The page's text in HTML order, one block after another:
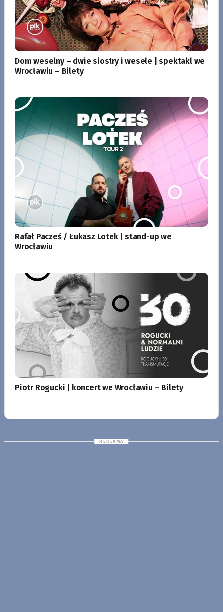
Dom weselny – dwie siostry i wesele | spektakl we
Wrocławiu – Bilety
Rafał Pacześ / Łukasz Lotek | stand-up we
Wrocławiu
Piotr Rogucki | koncert we Wrocławiu – Bilety